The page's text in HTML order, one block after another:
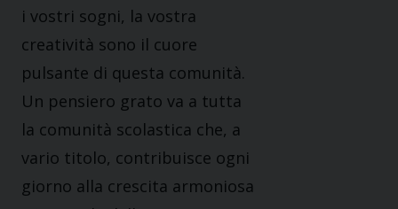
i vostri sogni, la vostra
creatività sono il cuore
pulsante di questa comunità.
Un pensiero grato va a tutta
la comunità scolastica che, a
vario titolo, contribuisce ogni
giorno alla crescita armoniosa